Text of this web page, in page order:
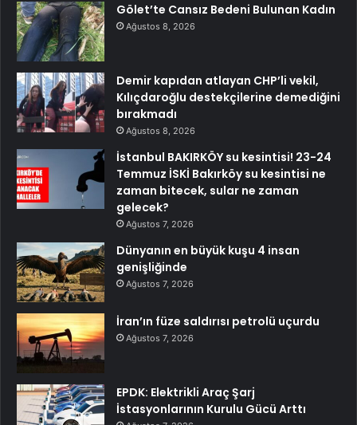
Gölet’te Cansız Bedeni Bulunan Kadın
Ağustos 8, 2026
Demir kapıdan atlayan CHP’li vekil,
Kılıçdaroğlu destekçilerine demediğini
bırakmadı
Ağustos 8, 2026
İstanbul BAKIRKÖY su kesintisi! 23-24
Temmuz İSKİ Bakırköy su kesintisi ne
zaman bitecek, sular ne zaman
gelecek?
Ağustos 7, 2026
Dünyanın en büyük kuşu 4 insan
genişliğinde
Ağustos 7, 2026
İran’ın füze saldırısı petrolü uçurdu
Ağustos 7, 2026
EPDK: Elektrikli Araç Şarj
İstasyonlarının Kurulu Gücü Arttı